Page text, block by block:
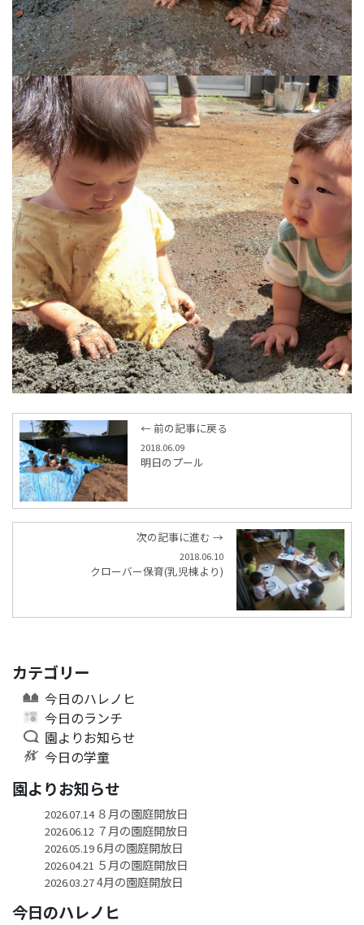
← 前の記事に戻る
2018.06.09
明日のプール
次の記事に進む →
2018.06.10
クローバー保育(乳児棟より)
カテゴリー
今日のハレノヒ
今日のランチ
園よりお知らせ
今日の学童
園よりお知らせ
2026.07.14８月の園庭開放日
2026.06.12７月の園庭開放日
2026.05.196月の園庭開放日
2026.04.21 ５月の園庭開放日
2026.03.274月の園庭開放日
今日のハレノヒ